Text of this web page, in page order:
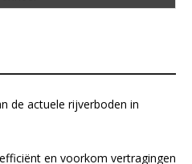
de actuele rijverboden in
en voorkom vertragingen